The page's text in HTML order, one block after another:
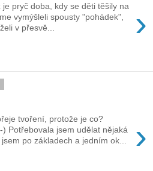
›
pryč doba, kdy se děti těšily na
vymýšleli spousty "pohádek",
v přesvě...
›
tvoření, protože je co?
) Potřebovala jsem udělat nějaká
po základech a jedním ok...